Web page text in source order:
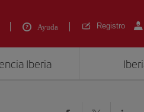
Ayuda Registro
Iberia